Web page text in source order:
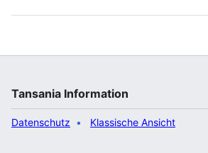
Tansania Information
Datenschutz Klassische Ansicht